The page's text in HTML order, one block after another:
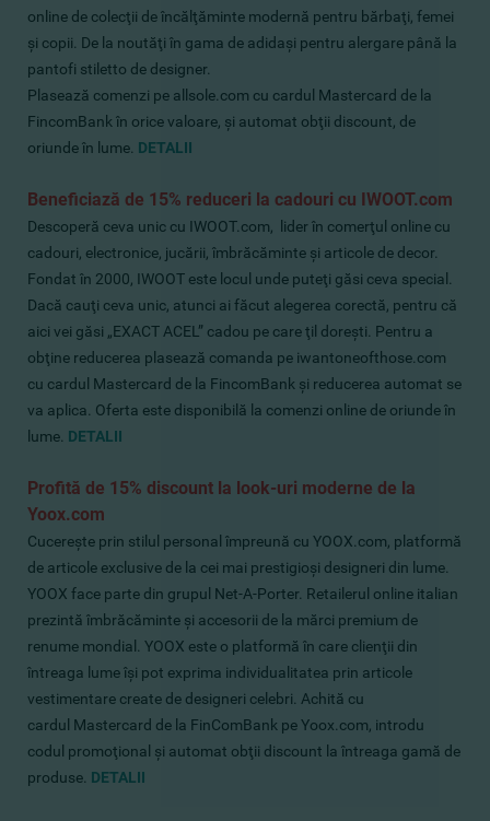
online de colecţii de încălţăminte modernă pentru bărbaţi, femei
şi copii. De la noutăţi în gama de adidaşi pentru alergare până la
pantofi stiletto de designer.
P lasează comenzi pe allsole.com cu cardul Mastercard de la
FincomBank în orice valoare, şi automat obţii discount, de
oriunde în lume. DETALII
Beneficiază de 15% reduceri la cadouri cu IWOOT.com
Descoperă ceva unic cu IWOOT.com, lider în comerţul online cu
cadouri, electronice, jucării, îmbrăcăminte şi articole de decor.
Fondat în 2000, IWOOT este locul unde puteţi găsi ceva special.
Dacă cauţi ceva unic, atunci ai făcut alegerea corectă, pentru că
aici vei găsi „EXACT ACEL” cadou pe care ţil doreşti. Pentru a
obţine reducerea plasează comanda pe iwantoneofthose.com
cu cardul Mastercard de la FincomBank şi reducerea automat se
va aplica . Oferta este disponibilă la comenzi online de oriunde în
lume. DETALII
Profită de 15% discount la look-uri moderne de la
Yoox.com
Cucereşte prin stilul personal împreună cu YOOX.com, platformă
de articole exclusive de la cei mai prestigioşi designeri din lume.
YOOX face parte din grupul Net-A-Porter. Retailerul online italian
prezintă îmbrăcăminte şi accesorii de la mărci premium de
renume mondial. YOOX este o platformă în care clienţii din
întreaga lume îşi pot exprima individualitatea prin articole
vestimentare create de designeri celebri. Achită cu
cardul Mastercard de la FinComBank pe Yoox.com, introdu
codul promoţional şi automat obţii discount la întreaga gamă de
produse. DETALII